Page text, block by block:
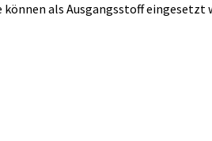
als Ausgangsstoff eingesetzt